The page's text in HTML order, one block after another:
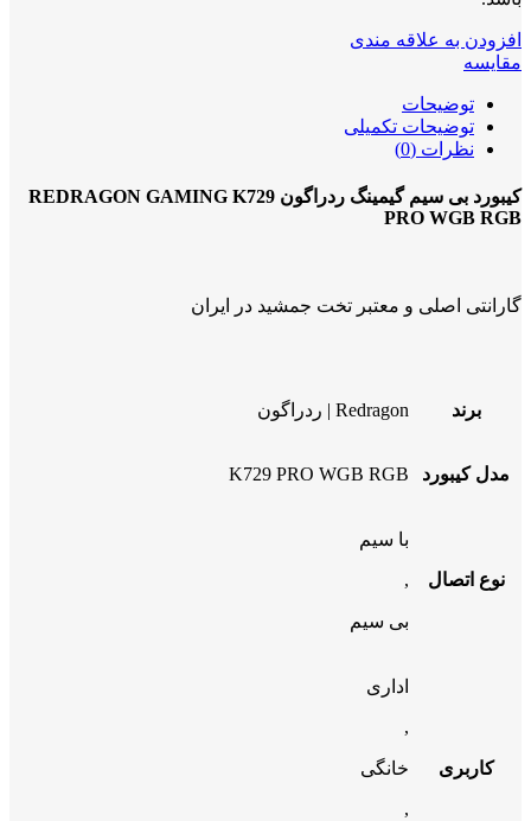
افزودن به علاقه مندی
مقایسه
توضیحات
توضیحات تکمیلی
نظرات (0)
کیبورد بی سیم گیمینگ ردراگون REDRAGON GAMING K729
PRO WGB RGB
گارانتی اصلی و معتبر تخت جمشید در ایران
برند Redragon | ردراگون
مدل کیبورد K729 PRO WGB RGB
نوع اتصال
با سیم
,
بی سیم
کاربری
اداری
,
خانگی
,